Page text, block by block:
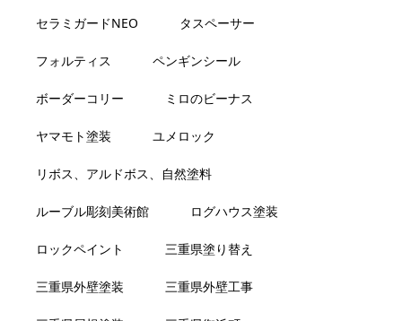
セラミガードNEO タスペーサー
フォルティス ペンギンシール
ボーダーコリー ミロのビーナス
ヤマモト塗装 ユメロック
リボス、アルドボス、自然塗料
ルーブル彫刻美術館 ログハウス塗装
ロックペイント 三重県塗り替え
三重県外壁塗装 三重県外壁工事